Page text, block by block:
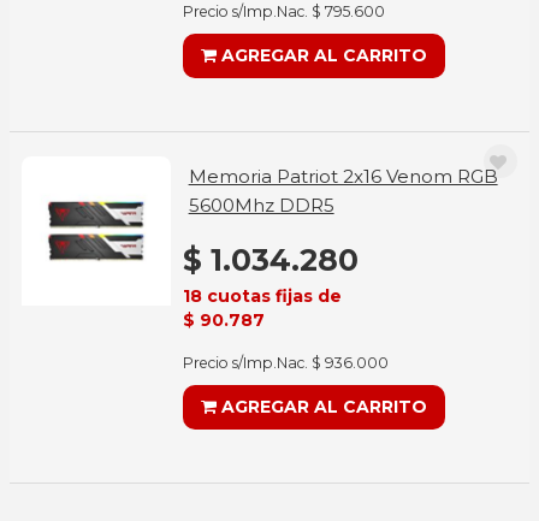
Precio s/Imp.Nac. $ 795.600
AGREGAR AL CARRITO
Memoria Patriot 2x16 Venom RGB
5600Mhz DDR5
$ 1.034.280
18 cuotas fijas de
$ 90.787
Precio s/Imp.Nac. $ 936.000
AGREGAR AL CARRITO